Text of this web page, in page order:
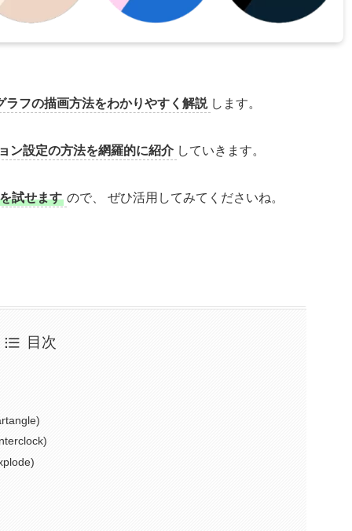
フの描画方法をわかりやすく解説 します。
ン設定の方法を網羅的に紹介 していきます。
試せます ので、 ぜひ活用してみてくださいね。
目次